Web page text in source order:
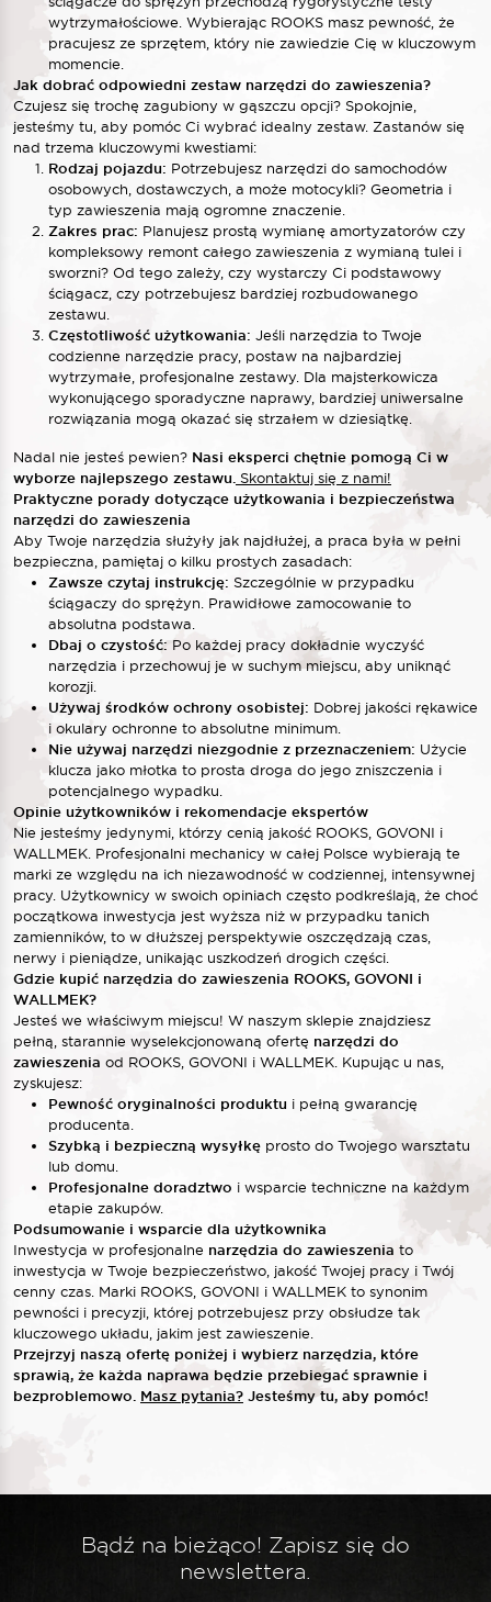
wytrzymałościowe. Wybierając ROOKS masz pewność, że
pracujesz ze sprzętem, który nie zawiedzie Cię w kluczowym
momencie.
Jak dobrać odpowiedni zestaw narzędzi do zawieszenia?
Czujesz się trochę zagubiony w gąszczu opcji? Spokojnie,
jesteśmy tu, aby pomóc Ci wybrać idealny zestaw. Zastanów się
nad trzema kluczowymi kwestiami:
Rodzaj pojazdu: Potrzebujesz narzędzi do samochodów
osobowych, dostawczych, a może motocykli? Geometria i
typ zawieszenia mają ogromne znaczenie.
Zakres prac: Planujesz prostą wymianę amortyzatorów czy
kompleksowy remont całego zawieszenia z wymianą tulei i
sworzni? Od tego zależy, czy wystarczy Ci podstawowy
ściągacz, czy potrzebujesz bardziej rozbudowanego
zestawu.
Częstotliwość użytkowania: Jeśli narzędzia to Twoje
codzienne narzędzie pracy, postaw na najbardziej
wytrzymałe, profesjonalne zestawy. Dla majsterkowicza
wykonującego sporadyczne naprawy, bardziej uniwersalne
rozwiązania mogą okazać się strzałem w dziesiątkę.
Nadal nie jesteś pewien? Nasi eksperci chętnie pomogą Ci w
wyborze najlepszego zestawu. Skontaktuj się z nami!
Praktyczne porady dotyczące użytkowania i bezpieczeństwa
narzędzi do zawieszenia
Aby Twoje narzędzia służyły jak najdłużej, a praca była w pełni
bezpieczna, pamiętaj o kilku prostych zasadach:
Zawsze czytaj instrukcję: Szczególnie w przypadku
ściągaczy do sprężyn. Prawidłowe zamocowanie to
absolutna podstawa.
Dbaj o czystość:Po każdej pracy dokładnie wyczyść
narzędzia i przechowuj je w suchym miejscu, aby uniknąć
korozji.
Używaj środków ochrony osobistej: Dobrej jakości rękawice
i okulary ochronne to absolutne minimum.
Nie używaj narzędzi niezgodnie z przeznaczeniem: Użycie
klucza jako młotka to prosta droga do jego zniszczenia i
potencjalnego wypadku.
Opinie użytkowników i rekomendacje ekspertów
Nie jesteśmy jedynymi, którzy cenią jakość ROOKS, GOVONI i
WALLMEK. Profesjonalni mechanicy w całej Polsce wybierają te
marki ze względu na ich niezawodność w codziennej, intensywnej
pracy. Użytkownicy w swoich opiniach często podkreślają, że choć
początkowa inwestycja jest wyższa niż w przypadku tanich
zamienników, to w dłuższej perspektywie oszczędzają czas,
nerwy i pieniądze, unikając uszkodzeń drogich części.
Gdzie kupić narzędzia do zawieszenia ROOKS, GOVONI i
WALLMEK?
Jesteś we właściwym miejscu! W naszym sklepie znajdziesz
pełną, starannie wyselekcjonowaną ofertę narzędzi do
zawieszenia od ROOKS, GOVONI i WALLMEK. Kupując u nas,
zyskujesz:
Pewność oryginalności produktu i pełną gwarancję
producenta.
Szybką i bezpieczną wysyłkę prosto do Twojego warsztatu
lub domu.
Profesjonalne doradztwo i wsparcie techniczne na każdym
etapie zakupów.
Podsumowanie i wsparcie dla użytkownika
Inwestycja w profesjonalne narzędzia do zawieszenia to
inwestycja w Twoje bezpieczeństwo, jakość Twojej pracy i Twój
cenny czas. Marki ROOKS, GOVONI i WALLMEK to synonim
pewności i precyzji, której potrzebujesz przy obsłudze tak
kluczowego układu, jakim jest zawieszenie.
Przejrzyj naszą ofertę poniżej i wybierz narzędzia, które
sprawią, że każda naprawa będzie przebiegać sprawnie i
bezproblemowo. Masz pytania? Jesteśmy tu, aby pomóc!
Bądź na bieżąco! Zapisz się do
newslettera.